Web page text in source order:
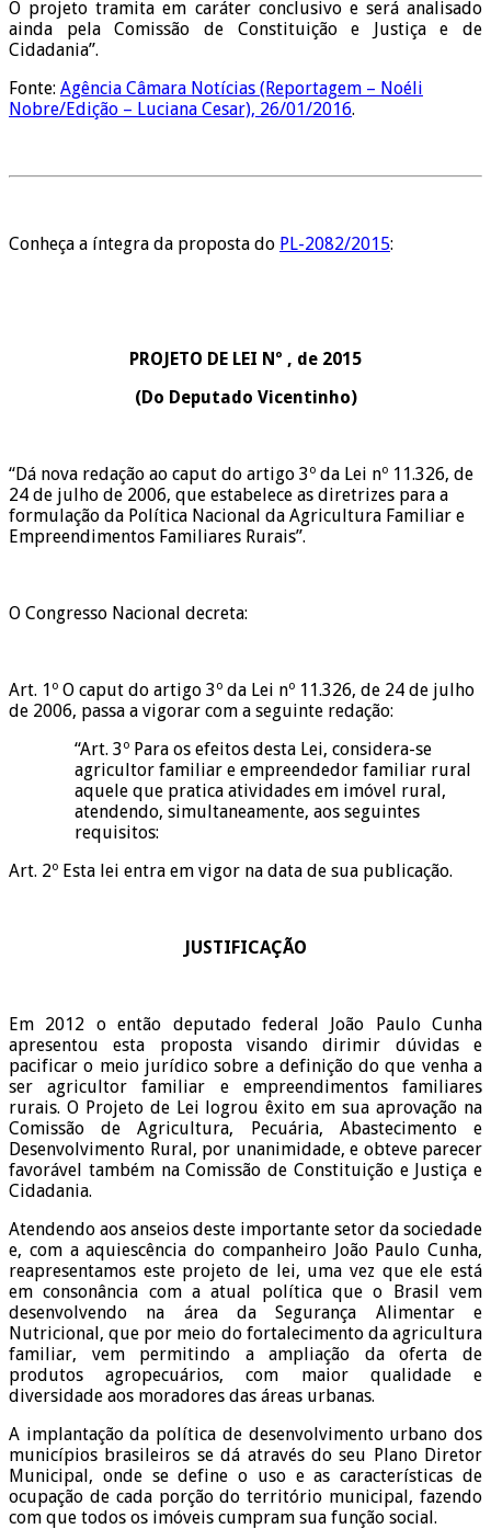
O projeto tramita em caráter conclusivo e será analisado
ainda pela Comissão de Constituição e Justiça e de
Cidadania”.
Fonte: Agência Câmara Notícias (Reportagem – Noéli
Nobre/Edição – Luciana Cesar), 26/01/2016.
Conheça a íntegra da proposta do PL-2082/2015:
PROJETO DE LEI Nº , de 2015
(Do Deputado Vicentinho)
“Dá nova redação ao caput do artigo 3º da Lei nº 11.326, de
24 de julho de 2006, que estabelece as diretrizes para a
formulação da Política Nacional da Agricultura Familiar e
Empreendimentos Familiares Rurais”.
O Congresso Nacional decreta:
Art. 1º O caput do artigo 3º da Lei nº 11.326, de 24 de julho
de 2006, passa a vigorar com a seguinte redação:
“Art. 3º Para os efeitos desta Lei, considera-se
agricultor familiar e empreendedor familiar rural
aquele que pratica atividades em imóvel rural,
atendendo, simultaneamente, aos seguintes
requisitos:
Art. 2º Esta lei entra em vigor na data de sua publicação.
JUSTIFICAÇÃO
Em 2012 o então deputado federal João Paulo Cunha
apresentou esta proposta visando dirimir dúvidas e
pacificar o meio jurídico sobre a definição do que venha a
ser agricultor familiar e empreendimentos familiares
rurais. O Projeto de Lei logrou êxito em sua aprovação na
Comissão de Agricultura, Pecuária, Abastecimento e
Desenvolvimento Rural, por unanimidade, e obteve parecer
favorável também na Comissão de Constituição e Justiça e
Cidadania.
Atendendo aos anseios deste importante setor da sociedade
e, com a aquiescência do companheiro João Paulo Cunha,
reapresentamos este projeto de lei, uma vez que ele está
em consonância com a atual política que o Brasil vem
desenvolvendo na área da Segurança Alimentar e
Nutricional, que por meio do fortalecimento da agricultura
familiar, vem permitindo a ampliação da oferta de
produtos agropecuários, com maior qualidade e
diversidade aos moradores das áreas urbanas.
A implantação da política de desenvolvimento urbano dos
municípios brasileiros se dá através do seu Plano Diretor
Municipal, onde se define o uso e as características de
ocupação de cada porção do território municipal, fazendo
com que todos os imóveis cumpram sua função social.